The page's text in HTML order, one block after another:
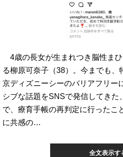
4歳の長女が生まれつき脳性ま
る柳原可奈子（38）。今までも、
京ディズニーシーのバリアフリー
シブな話題をSNSで発信してきた
で、療育手帳の再判定に行ったこ
に共感の…
全文表示す